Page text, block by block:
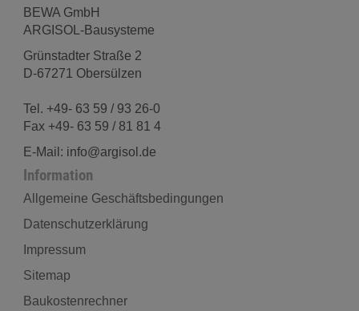
BEWA GmbH
ARGISOL-Bausysteme
Grünstadter Straße 2
D-67271 Obersülzen
Tel. +49- 63 59 / 93 26-0
Fax +49- 63 59 / 81 81 4
E-Mail: info@argisol.de
Information
Allgemeine Geschäftsbedingungen
Datenschutzerklärung
Impressum
Sitemap
Baukostenrechner